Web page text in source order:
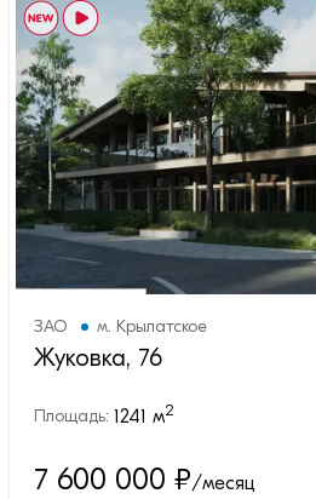
ЗАО м. Крылатское
Жуковка, 76
Площадь: 1241 м2
7 600 000 ₽/месяц